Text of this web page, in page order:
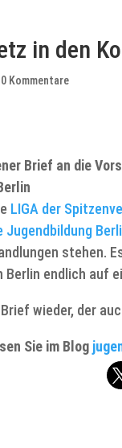
in den
0 Kommentare
Brief an die
LIGA der
stehen.
Berlin endlich auf
wieder, der
Sie im Blog